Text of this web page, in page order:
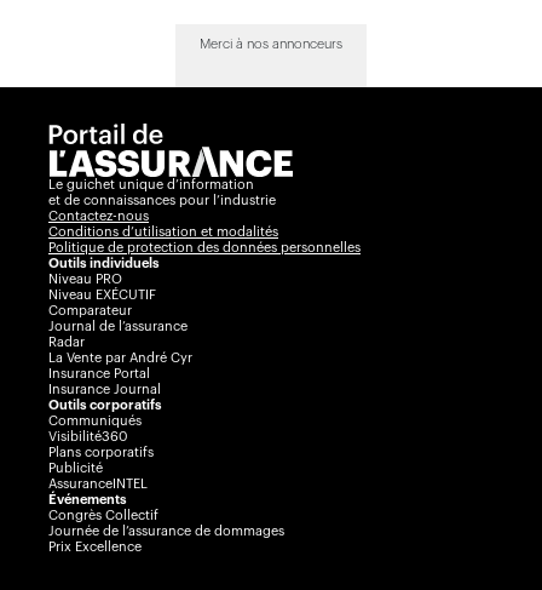
Merci à nos annonceurs
Le guichet unique d’information
et de connaissances pour l’industrie
Contactez-nous
Conditions d’utilisation et modalités
Politique de protection des données personnelles
Outils individuels
Niveau PRO
Niveau EXÉCUTIF
Comparateur
Journal de l’assurance
Radar
La Vente par André Cyr
Insurance Portal
Insurance Journal
Outils corporatifs
Communiqués
Visibilité360
Plans corporatifs
Publicité
AssuranceINTEL
Événements
Congrès Collectif
Journée de l’assurance de dommages
Prix Excellence